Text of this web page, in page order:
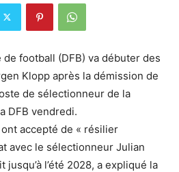
de football (DFB) va débuter des
Klopp après la démission de
de sélectionneur de la
DFB vendredi.
accepté de « résilier
avec le sélectionneur Julian
jusqu’à l’été 2028, a expliqué la